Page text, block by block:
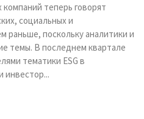
теперь говорят
социальных и
раньше, поскольку аналитики и
темы. В последнем квартале
тематики ESG в
инвестор...